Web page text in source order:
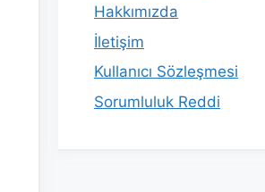
Hakkımızda
İletişim
Kullanıcı Sözleşmesi
Sorumluluk Reddi